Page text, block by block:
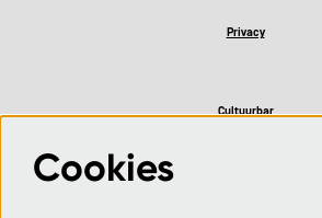
Privacy
Cultuurbar
Cookies